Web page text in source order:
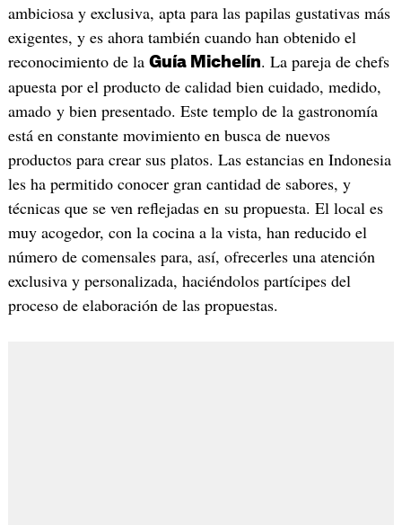
ambiciosa y exclusiva, apta para las papilas gustativas más
exigentes, y es ahora también cuando han obtenido el
reconocimiento de la Guía Michelín. La pareja de chefs
apuesta por el producto de calidad bien cuidado, medido,
amado y bien presentado. Este templo de la gastronomía
está en constante movimiento en busca de nuevos
productos para crear sus platos. Las estancias en Indonesia
les ha permitido conocer gran cantidad de sabores, y
técnicas que se ven reflejadas en su propuesta. El local es
muy acogedor, con la cocina a la vista, han reducido el
número de comensales para, así, ofrecerles una atención
exclusiva y personalizada, haciéndolos partícipes del
proceso de elaboración de las propuestas.